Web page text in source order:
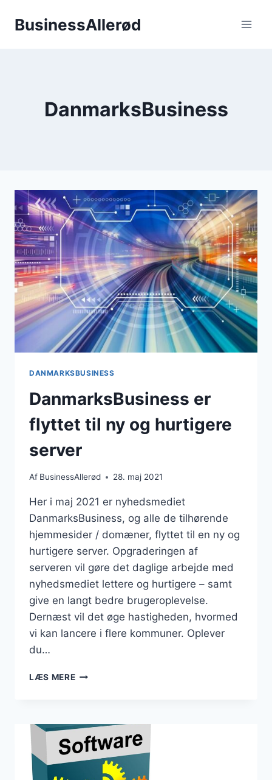
BusinessAllerød
DanmarksBusiness
DANMARKSBUSINESS
DanmarksBusiness er
flyttet til ny og hurtigere
server
Af BusinessAllerød 28. maj 2021
Her i maj 2021 er nyhedsmediet
DanmarksBusiness, og alle de tilhørende
hjemmesider / domæner, flyttet til en ny og
hurtigere server. Opgraderingen af
serveren vil gøre det daglige arbejde med
nyhedsmediet lettere og hurtigere – samt
give en langt bedre brugeroplevelse.
Dernæst vil det øge hastigheden, hvormed
vi kan lancere i flere kommuner. Oplever
du…
LÆS MEREDANMARKSBUSINESS
NY
OG
HURTIGERE
SERVER